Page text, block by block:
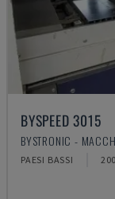
BYSPEED 3015
BYSTRONIC -
PAESI BASSI